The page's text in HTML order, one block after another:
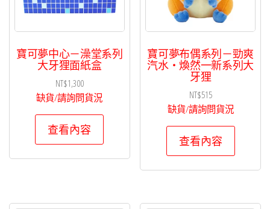
寶可夢中心－澡堂系列
大牙狸面紙盒
NT$1,300
缺貨/請詢問貨況
查看內容
寶可夢布偶系列－勁爽
汽水・煥然一新系列大
牙狸
NT$515
缺貨/請詢問貨況
查看內容